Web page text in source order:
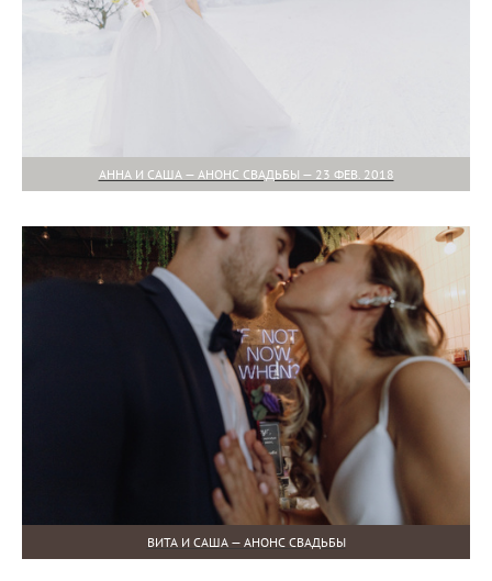
АННА И САША — АНОНС СВАДЬБЫ — 23 ФЕВ. 2018
ВИТА И САША — АНОНС СВАДЬБЫ